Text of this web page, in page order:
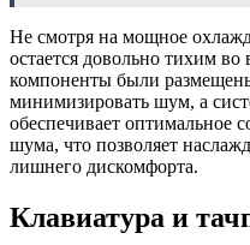
Не смотря на мощное
остается довольно тихим
компоненты были
минимизировать шум, а
обеспечивает оптимальное
шума, что позволяет
лишнего дискомфорта.
Клавиатура и